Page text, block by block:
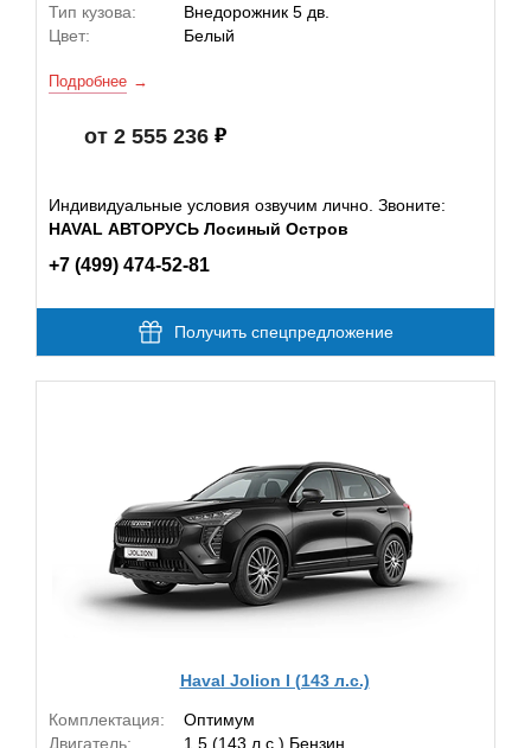
Тип кузова:
Внедорожник 5 дв.
Цвет:
Белый
Подробнее
от 2 555 236
Индивидуальные условия озвучим лично. Звоните:
HAVAL АВТОРУСЬ Лосиный Остров
+7 (499) 474-52-81
Получить спецпредложение
Haval Jolion I (143 л.с.)
Комплектация:
Оптимум
Двигатель:
1.5 (143 л.с.) Бензин